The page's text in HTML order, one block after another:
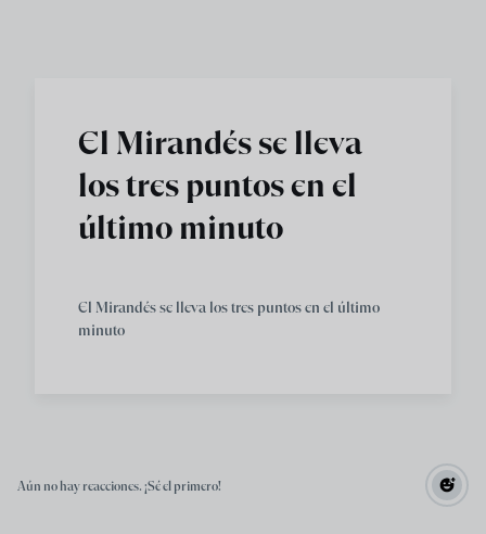
El Mirandés se lleva
los tres puntos en el
último minuto
El Mirandés se lleva los tres puntos en el último
minuto
Aún no hay reacciones. ¡Sé el primero!